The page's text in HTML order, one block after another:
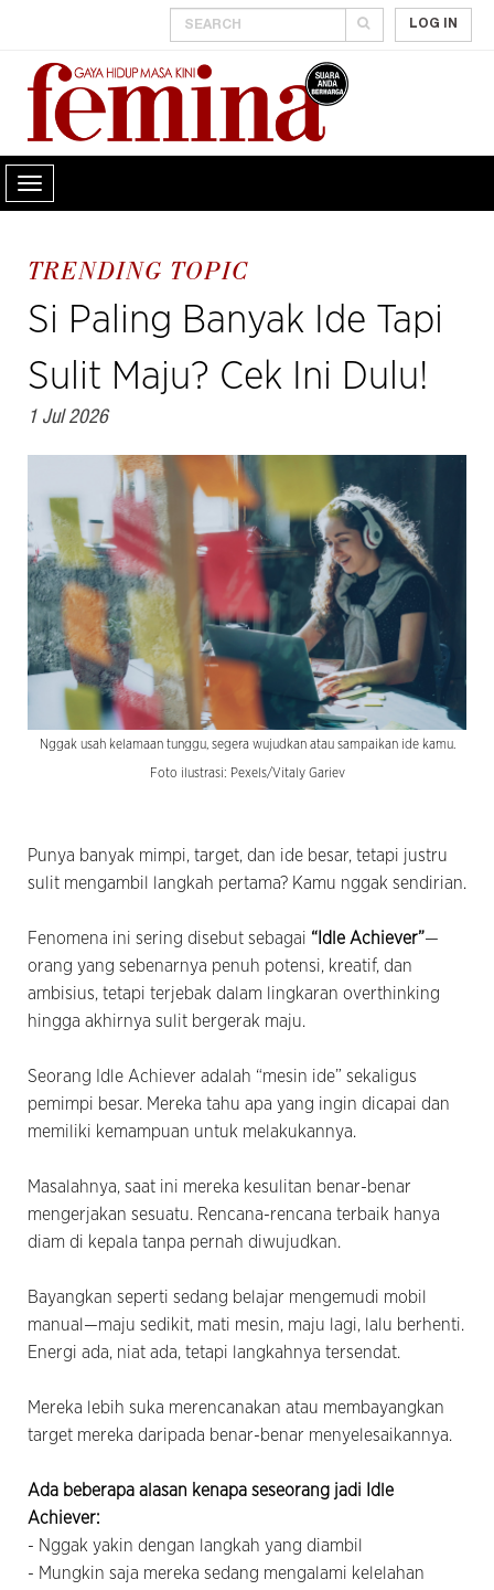
LOG IN
TRENDING TOPIC
Si Paling Banyak Ide Tapi
Sulit Maju? Cek Ini Dulu!
1 Jul 2026
Nggak usah kelamaan tunggu, segera wujudkan atau sampaikan ide kamu.
Foto ilustrasi: Pexels/Vitaly Gariev
Punya banyak mimpi, target, dan ide besar, tetapi justru
sulit mengambil langkah pertama? Kamu nggak sendirian.
Fenomena ini sering disebut sebagai “Idle Achiever”—
orang yang sebenarnya penuh potensi, kreatif, dan
ambisius, tetapi terjebak dalam lingkaran overthinking
hingga akhirnya sulit bergerak maju.
Seorang Idle Achiever adalah “mesin ide” sekaligus
pemimpi besar. Mereka tahu apa yang ingin dicapai dan
memiliki kemampuan untuk melakukannya.
Masalahnya, saat ini mereka kesulitan benar-benar
mengerjakan sesuatu. Rencana-rencana terbaik hanya
diam di kepala tanpa pernah diwujudkan.
Bayangkan seperti sedang belajar mengemudi mobil
manual—maju sedikit, mati mesin, maju lagi, lalu berhenti.
Energi ada, niat ada, tetapi langkahnya tersendat.
Mereka lebih suka merencanakan atau membayangkan
target mereka daripada benar-benar menyelesaikannya.
Ada beberapa alasan kenapa seseorang jadi Idle
Achiever:
- Nggak yakin dengan langkah yang diambil
- Mungkin saja mereka sedang mengalami kelelahan